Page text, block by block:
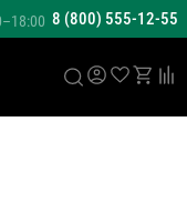
8 (800) 555-12-55